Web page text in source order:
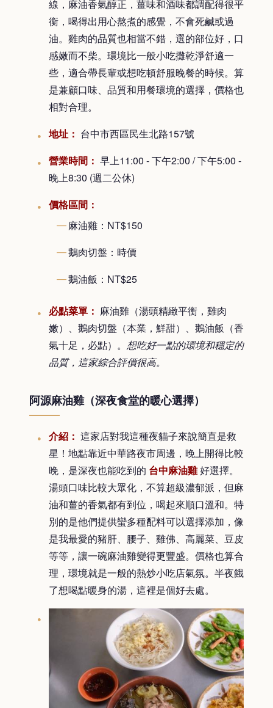
線，麻油香氣醇正，薑味和酒味都調配得很平
衡，喝得出用心熬煮的感覺，不會死鹹或過
油。雞肉的品質也相當不錯，選的部位好，口
感嫩而不柴。環境比一般小吃攤乾淨舒適一
些，適合帶長輩或想吃頓舒服晚餐的時候。算
是兼顧口味、品質和用餐環境的選擇，價格也
相對合理。
地址： 台中市西區民生北路157號
營業時間： 早上11:00 - 下午2:00 / 下午5:00 -
晚上8:30 (週二公休)
價格區間：
麻油雞：NT$150
鵝肉切盤：時價
鵝油飯：NT$25
必點菜單： 麻油雞（湯頭精緻平衡，雞肉
嫩）、鵝肉切盤（本業，鮮甜）、鵝油飯（香
氣十足，必點）。 想吃好一點的環境和穩定的
品質，這家綜合評價很高。
阿源麻油雞（深夜食堂的暖心選擇）
介紹： 這家店對我這種夜貓子來說簡直是救
星！地點靠近中華路夜市周邊，晚上開得比較
晚，是深夜也能吃到的 台中麻油雞好選擇。
湯頭口味比較大眾化，不算超級濃郁派，但麻
油和薑的香氣都有到位，喝起來順口溫和。特
別的是他們提供蠻多種配料可以選擇添加，像
是我最愛的豬肝、腰子、雞佛、高麗菜、豆皮
等等，讓一碗麻油雞變得更豐盛。價格也算合
理，環境就是一般的熱炒小吃店氣氛。半夜餓
了想喝點暖身的湯，這裡是個好去處。